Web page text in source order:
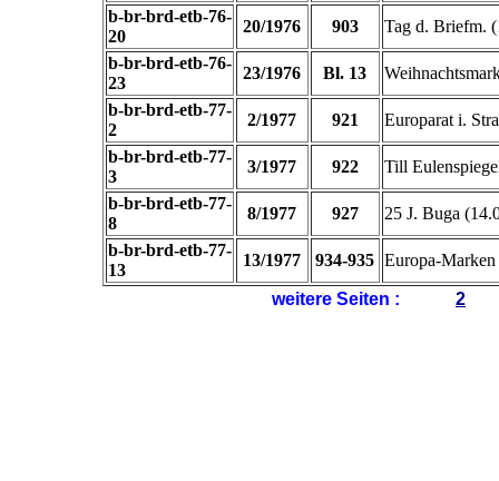
b-br-brd-etb-76-
20
20/1976 903
Tag d. Briefm.
b-br-brd-etb-76-
23
23/1976 Bl. 13
b-br-brd-etb-77-
2
2/1977 921
Europarat i.
b-br-brd-etb-77-
3
3/1977 922
Till
b-br-brd-etb-77-
8
8/1977 927
25 J. Buga
b-br-brd-etb-77-
13
13/1977 934-935 Europa-
weitere Seiten : 2